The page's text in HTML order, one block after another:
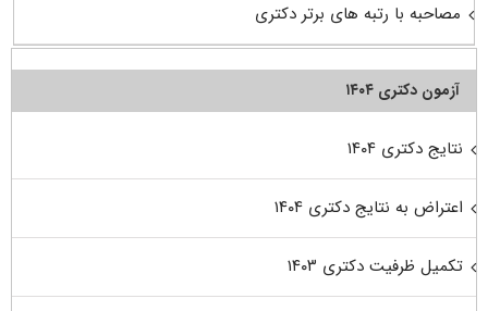
مصاحبه با رتبه های برتر دکتری
آزمون دکتری ۱۴۰۴
نتایج دکتری ۱۴۰۴
اعتراض به نتایج دکتری ۱۴۰۴
تکمیل ظرفیت دکتری ۱۴۰۳